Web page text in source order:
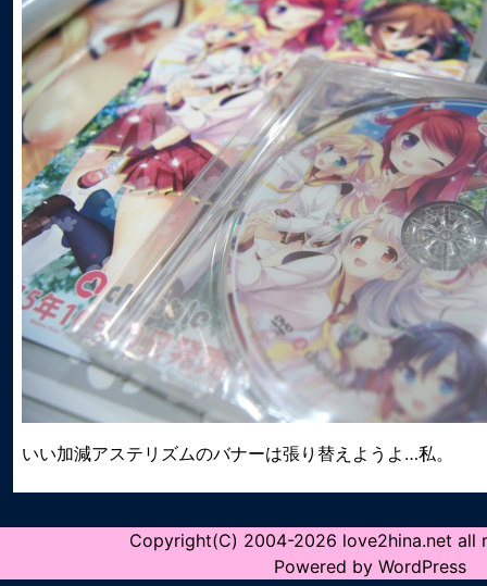
いい加減アステリズムのバナーは張り替えようよ…私。
Copyright(C) 2004-2026 love2hina.net all
Powered by WordPress